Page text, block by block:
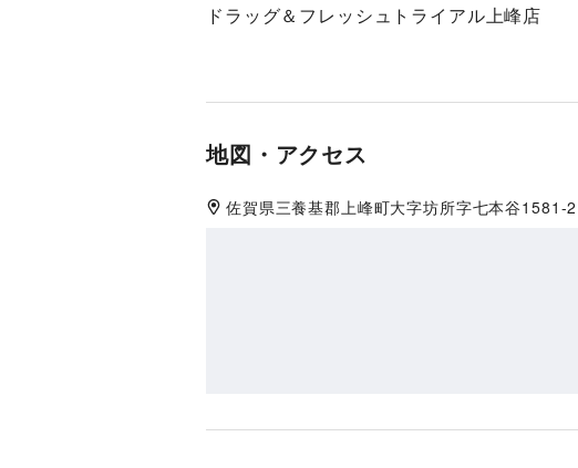
ドラッグ＆フレッシュトライアル上峰店
地図・アクセス
佐賀県三養基郡 上峰町大字坊所字七本谷1581-2